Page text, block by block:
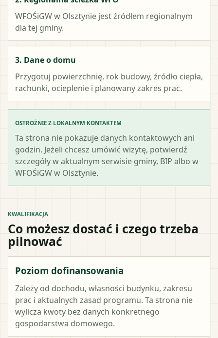
WFOŚiGW w Olsztynie jest źródłem regionalnym
dla tej gminy.
3. Dane o domu
Przygotuj powierzchnię, rok budowy, źródło ciepła,
rachunki, ocieplenie i planowany zakres prac.
OSTROŻNIE Z LOKALNYM KONTAKTEM
Ta strona nie pokazuje danych kontaktowych ani
godzin. Jeżeli chcesz umówić wizytę, potwierdź
szczegóły w aktualnym serwisie gminy, BIP albo w
WFOŚiGW w Olsztynie.
KWALIFIKACJA
Co możesz dostać i czego trzeba
pilnować
Poziom dofinansowania
Zależy od dochodu, własności budynku, zakresu
prac i aktualnych zasad programu. Ta strona nie
wylicza kwoty bez danych konkretnego
gospodarstwa domowego.